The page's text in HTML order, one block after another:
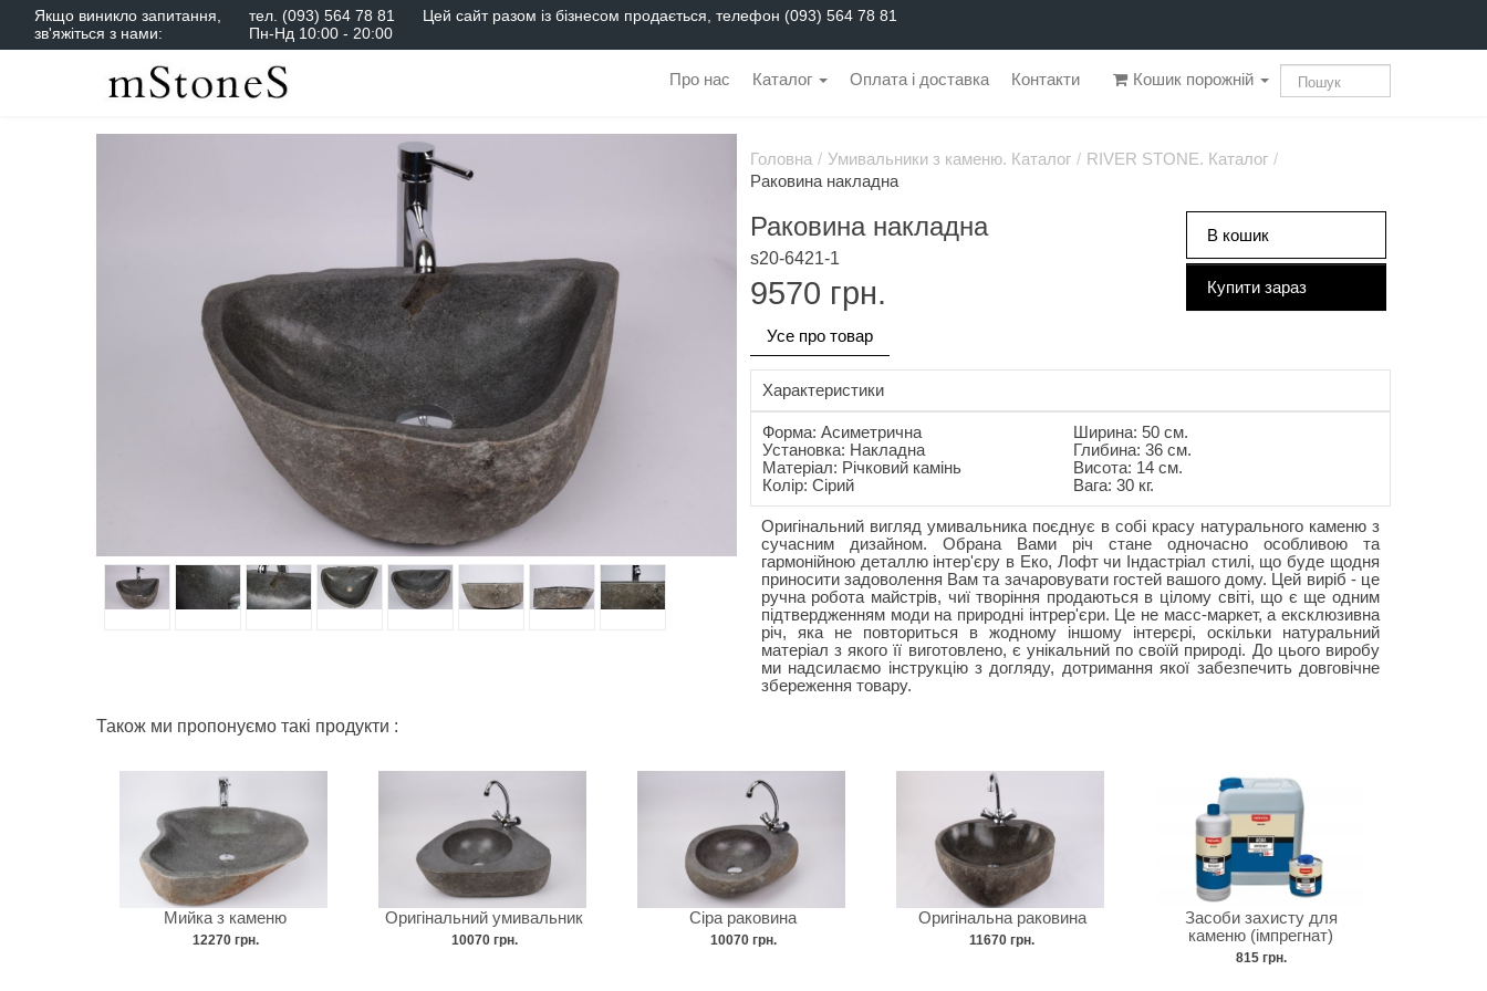
Якщо виникло запитання,
зв'яжіться з нами:
тел. (093) 564 78 81
Пн-Нд 10:00 - 20:00
Цей сайт разом із бізнесом продається, телефон (093) 564 78 81
Кошик порожній
Про нас Каталог Оплата і доставка Контакти
Головна / Умивальники з каменю. Каталог / RIVER STONE. Каталог /
Раковина накладна
Раковина накладна
s20-6421-1
9570 грн.
В кошик
Купити зараз
Усе про товар
Характеристики
Форма: Асиметрична
Установка: Накладна
Матеріал: Річковий камінь
Колір: Сірий
Ширина: 50 см.
Глибина: 36 см.
Висота: 14 см.
Вага: 30 кг.
Оригінальний вигляд умивальника поєднує в собі красу натурального каменю з
сучасним дизайном. Обрана Вами річ стане одночасно особливою та
гармонійною деталлю інтер'єру в Еко, Лофт чи Індастріал стилі, що буде щодня
приносити задоволення Вам та зачаровувати гостей вашого дому. Цей виріб - це
ручна робота майстрів, чиї творіння продаються в цілому світі, що є ще одним
підтвердженням моди на природні інтрер'єри. Це не масс-маркет, а ексклюзивна
річ, яка не повториться в жодному іншому інтерєрі, оскільки натуральний
матеріал з якого її виготовлено, є унікальний по своїй природі. До цього виробу
ми надсилаємо інструкцію з догляду, дотримання якої забезпечить довговічне
збереження товару.
Також ми пропонуємо такі продукти :
Мийка з каменю
12270 грн.
Оригінальний умивальник
10070 грн.
Сіра раковина
10070 грн.
Оригінальна раковина
11670 грн.
Засоби захисту для
каменю (імпрегнат)
815 грн.